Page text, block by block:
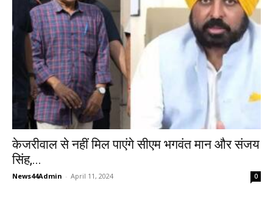
केजरीवाल से नहीं मिल पाएंगे सीएम भगवंत मान और संजय
सिंह,...
News44Admin - April 11, 2024 0